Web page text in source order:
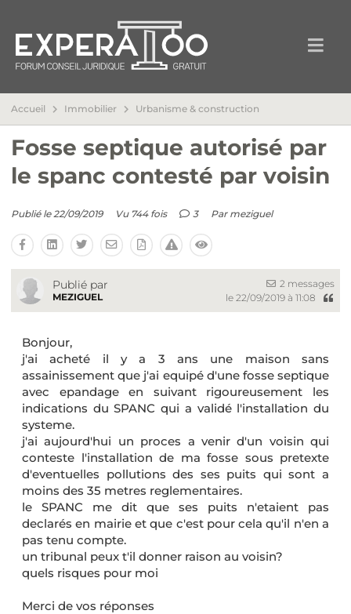
Accueil Immobilier Urbanisme & construction
Fosse septique autorisé par
le spanc contesté par voisin
Publié le 22/09/2019 Vu 744 fois 3 Par meziguel
Publié par
MEZIGUEL
2 messages
le 22/09/2019 à 11:08
Bonjour,
j'ai acheté il y a 3 ans une maison sans
assainissement que j'ai equipé d'une fosse septique
avec epandage en suivant rigoureusement les
indications du SPANC qui a validé l'installation du
systeme.
j'ai aujourd'hui un proces a venir d'un voisin qui
conteste l'installation de ma fosse sous pretexte
d'eventuelles pollutions des ses puits qui sont a
moins des 35 metres reglementaires.
le SPANC me dit que ses puits n'etaient pas
declarés en mairie et que c'est pour cela qu'il n'en a
pas tenu compte.
un tribunal peux t'il donner raison au voisin?
quels risques pour moi
Merci de vos réponses